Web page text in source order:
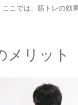
ここでは、筋トレの効
メリット